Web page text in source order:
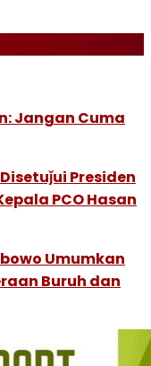
Jangan Cuma
Presiden
PCO Hasan
Umumkan
Buruh dan